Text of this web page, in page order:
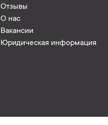
Отзывы
О нас
Вакансии
Юридическая информация